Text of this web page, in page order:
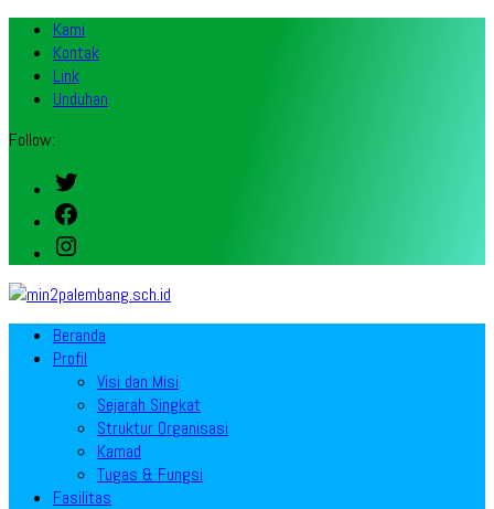
Kami
Kontak
Link
Unduhan
Follow:
Twitter
Facebook
Instagram
Beranda
Profil
Visi dan Misi
Sejarah Singkat
Struktur Organisasi
Kamad
Tugas & Fungsi
Fasilitas